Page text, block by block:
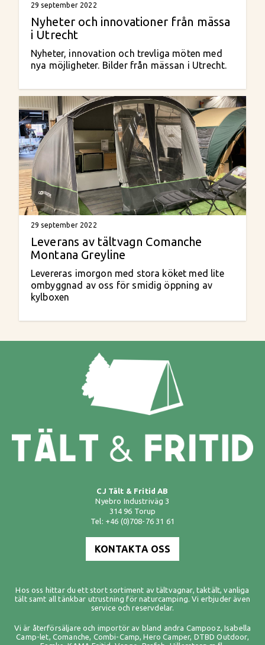
29 september 2022
Nyheter och innovationer från mässa
i Utrecht
Nyheter, innovation och trevliga möten med
nya möjligheter. Bilder från mässan i Utrecht.
29 september 2022
Leverans av tältvagn Comanche
Montana Greyline
Levereras imorgon med stora köket med lite
ombyggnad av oss för smidig öppning av
kylboxen
CJ Tält & Fritid AB
Nyebro Industriväg 3
314 96 Torup
Tel: +46 (0)708-76 31 61
KONTAKTA OSS
Hos oss hittar du ett stort sortiment avtältvagnar, taktält,vanliga
tältsamt all tänkbar utrustning för naturcamping. Vi erbjuder även
service och reservdelar.
Vi är återförsäljare och importör av bland andra Campooz, Isabella
Camp-let, Comanche, Combi-Camp,Hero Camper, DTBD Outdoor,